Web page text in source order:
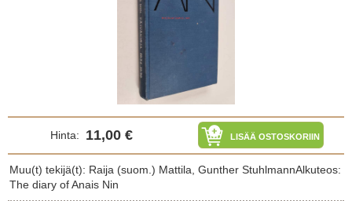
Hinta: 11,00 € LISÄÄ OSTOSKORIIN
Muu(t) tekijä(t): Raija (suom.) Mattila, Gunther StuhlmannAlkuteos:
The diary of Anais Nin